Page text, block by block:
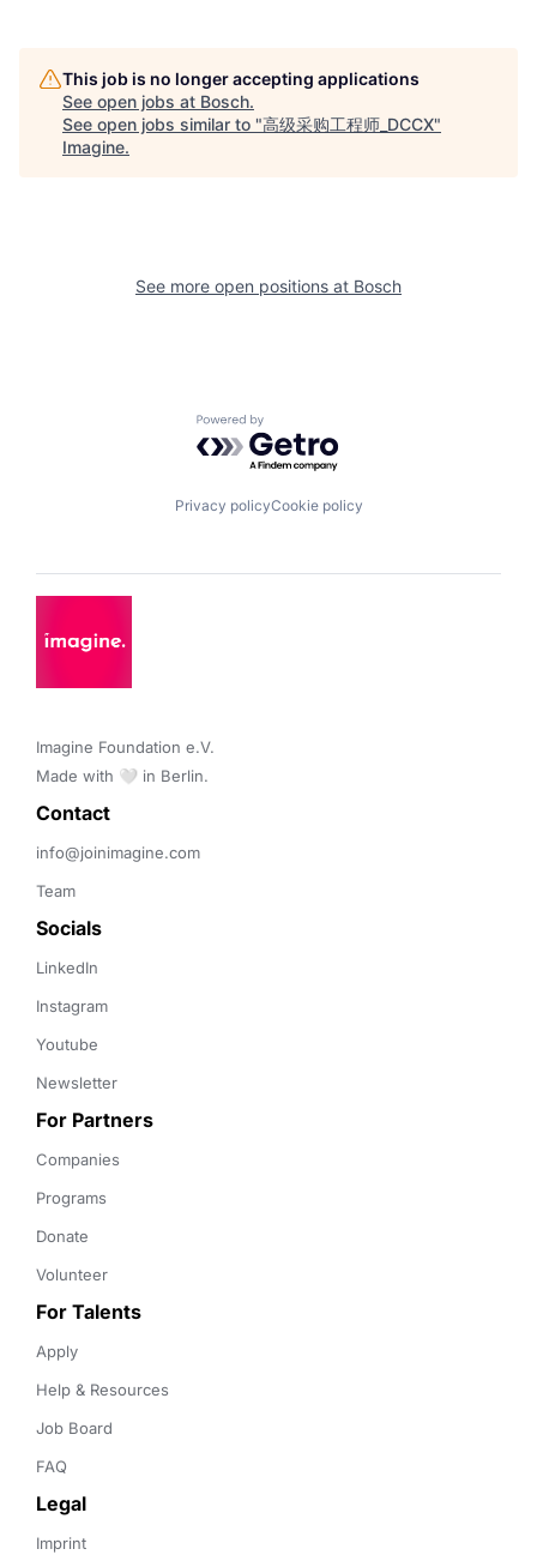
This job is no longer accepting applications
See open jobs at Bosch.
See open jobs similar to "高级采购工程师_DCCX"
Imagine.
See more open positions at Bosch
Powered by Getro.com
Privacy policyCookie policy
Imagine Foundation e.V.
Made with 🤍 in Berlin.
Contact
info@joinimagine.com
Team
Socials
LinkedIn
Instagram
Youtube
Newsletter
For Partners
Companies
Programs
Donate
Volunteer
For Talents
Apply
Help & Resources
Job Board
FAQ
Legal
Imprint